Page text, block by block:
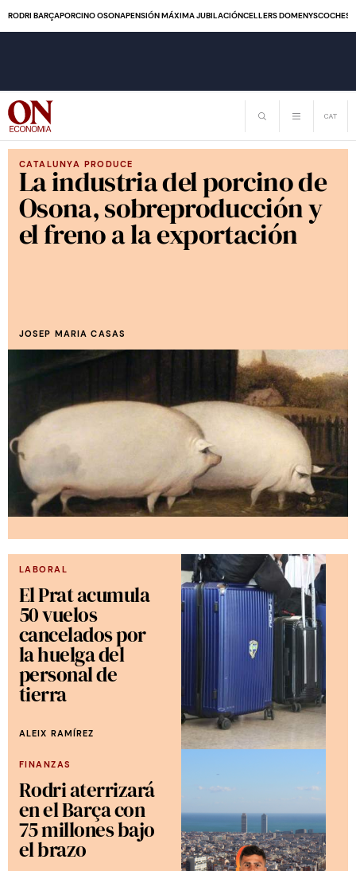
RODRI BARÇAPORCINO OSONAPENSIÓN MÁXIMA JUBILACIÓNCELLERS DOMENYSCOCHES
CATALUNYA PRODUCE
La industria del porcino de
Osona, sobreproducción y
el freno a la exportación
JOSEP MARIA CASAS
LABORAL
El Prat acumula
50 vuelos
cancelados por
la huelga del
personal de
tierra
ALEIX RAMÍREZ
FINANZAS
Rodri aterrizará
en el Barça con
75 millones bajo
el brazo